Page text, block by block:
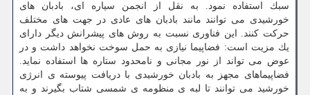
سبك استفاده نمود. به نقل از انجمن سیاره ای، بادبان های
خورشیدی می توانند مانند بادبان های عادی در جهت های مختلف
حركت كنند. این فناوری نسبت به روش های پیشرانش دیگر دارای
یك مزیت است: فضاپیما نیازی به حمل سوخت نخواهد داشت و در
عوض می تواند از نور مجانی و نامحدود ستاره ها استفاده نماید.
فضاپیماهای مجهز به بادبان خورشیدی با دریافت پیوسته ی انرژی
خورشید می توانند تا لبه ی منظومه ی شمسی شتاب بگیرند و به